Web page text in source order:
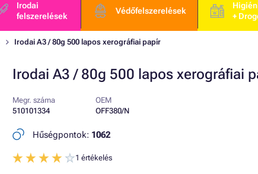
Irodai
felszerelések
Védőfelszerelések
+
Irodai A3 / 80g 500 lapos xerográfiai papír
Irodai A3 / 80g 500 lapos xerográfiai
Megr. száma
510101334
OEM
OFF380/N
Hűségpontok: 1062
1 értékelés